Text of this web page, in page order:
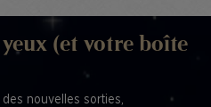
(et votre boîte
nouvelles sorties,